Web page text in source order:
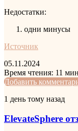
Недостатки:
одни минусы
Источник
05.11.2024
Время чтения: 11
LinkedIn
Tumblr
Pinterest
Reddit
Вконтакте
Одноклассники
Skype
Messenger
Messenger
WhatsApp
Telegram
Viber
Line
Поделиться
электронную
Печатать
Добавить
ElevateSphere
платят
или
1 день тому назад
ElevateSphere